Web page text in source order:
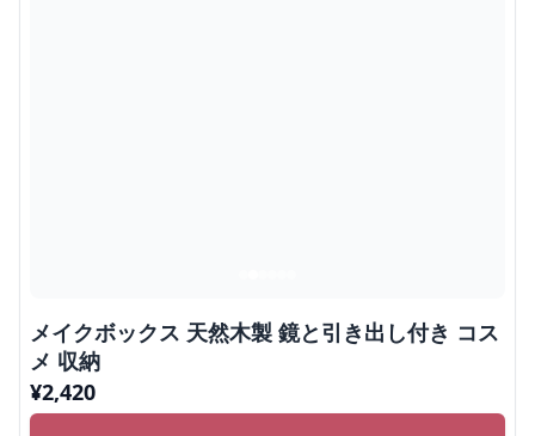
メイクボックス 天然木製 鏡と引き出し付き コス
メ 収納
¥2,420